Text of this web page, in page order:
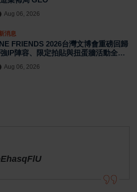
Aug 06, 2026
消息
FRIENDS 2026台灣文博會重磅回歸
IP陣容、限定拍貼與扭蛋牆活動全公
Aug 06, 2026